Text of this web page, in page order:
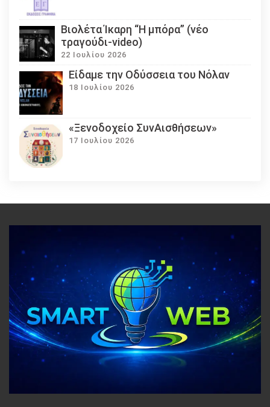
Βιολέτα Ίκαρη “Η μπόρα” (νέο
τραγούδι-video)
22 Ιουλίου 2026
Eίδαμε την Οδύσσεια του Νόλαν
18 Ιουλίου 2026
«Ξενοδοχείο ΣυνΑισθήσεων»
17 Ιουλίου 2026